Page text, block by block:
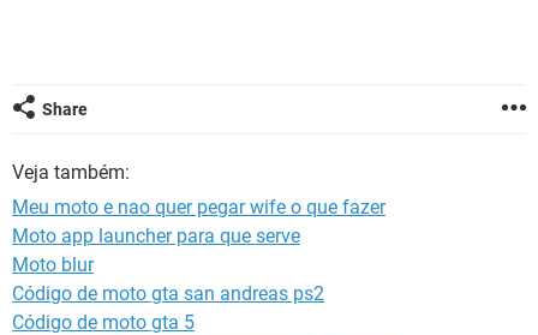
Share
Veja também:
Meu moto e nao quer pegar wife o que fazer
Moto app launcher para que serve
Moto blur
Código de moto gta san andreas ps2
Código de moto gta 5